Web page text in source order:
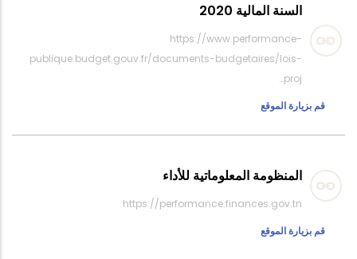
السنة المالية 2020
https://www.performance-
publique.budget.gouv.fr/documents-budgetaires/lois-
proj…
قم بزيارة الموقع
المنظومة المعلوماتية للأداء
https://performance.finances.gov.tn
قم بزيارة الموقع